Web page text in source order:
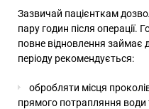
Зазвичай пацієнткам
пару годин після операції.
повне відновлення займає
періоду рекомендується:
обробляти місця
прямого потрапляння води